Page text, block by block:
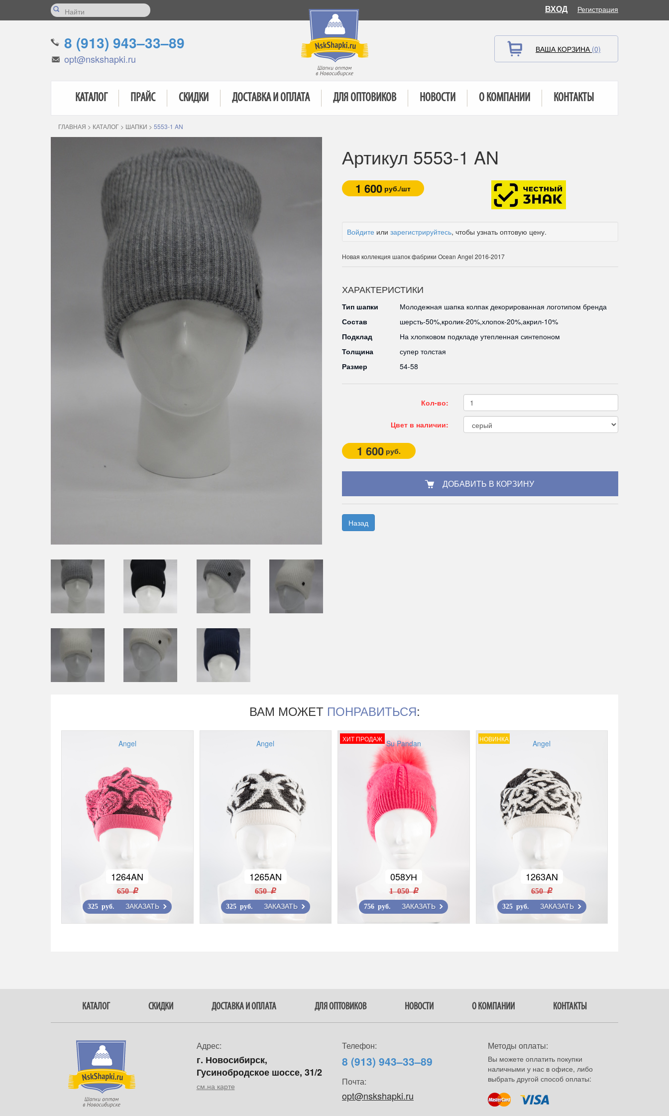
ВХОД Регистрация
8 (913) 943–33–89
opt@nskshapki.ru
ВАША КОРЗИНА (0)
КАТАЛОГ ПРАЙС СКИДКИ ДОСТАВКА И ОПЛАТА ДЛЯ ОПТОВИКОВ НОВОСТИ О КОМПАНИИ КОНТАКТЫ
ГЛАВНАЯ > КАТАЛОГ > ШАПКИ > 5553-1 AN
Артикул 5553-1 AN
1 600 руб./шт
Войдите или зарегистрируйтесь, чтобы узнать оптовую цену.
Новая коллекция шапок фабрики Ocean Angel 2016-2017
ХАРАКТЕРИСТИКИ
Тип шапки
Молодежная шапка колпак декорированная логотипом бренда
Состав
шерсть-50%,кролик-20%,хлопок-20%,акрил-10%
Подклад
На хлопковом подкладе утепленная синтепоном
Толщина
супер толстая
Размер
54-58
Кол-во:
Цвет в наличии:
1 600 руб.
Назад
ВАМ МОЖЕТ ПОНРАВИТЬСЯ:
Angel
1264AN
650 r
325 руб. ЗАКАЗАТЬ
Angel
1265AN
650 r
325 руб. ЗАКАЗАТЬ
ХИТ ПРОДАЖ Su Pandan
058УН
1 050 r
756 руб. ЗАКАЗАТЬ
НОВИНКА Angel
1263AN
650 r
325 руб. ЗАКАЗАТЬ
КАТАЛОГ СКИДКИ ДОСТАВКА И ОПЛАТА ДЛЯ ОПТОВИКОВ НОВОСТИ О КОМПАНИИ КОНТАКТЫ
Адрес:
г. Новосибирск,
Гусинобродское шоссе, 31/2
см.на карте
Телефон:
8 (913) 943–33–89
Почта:
opt@nskshapki.ru
Методы оплаты:
Вы можете оплатить покупки
наличными у нас в офисе, либо
выбрать другой способ оплаты: